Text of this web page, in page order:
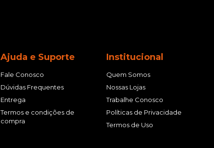
Ajuda e Suporte
Fale Conosco
Dúvidas Frequentes
Entrega
Termos e condições de
compra
Institucional
Quem Somos
Nossas Lojas
Trabalhe Conosco
Políticas de Privacidade
Termos de Uso